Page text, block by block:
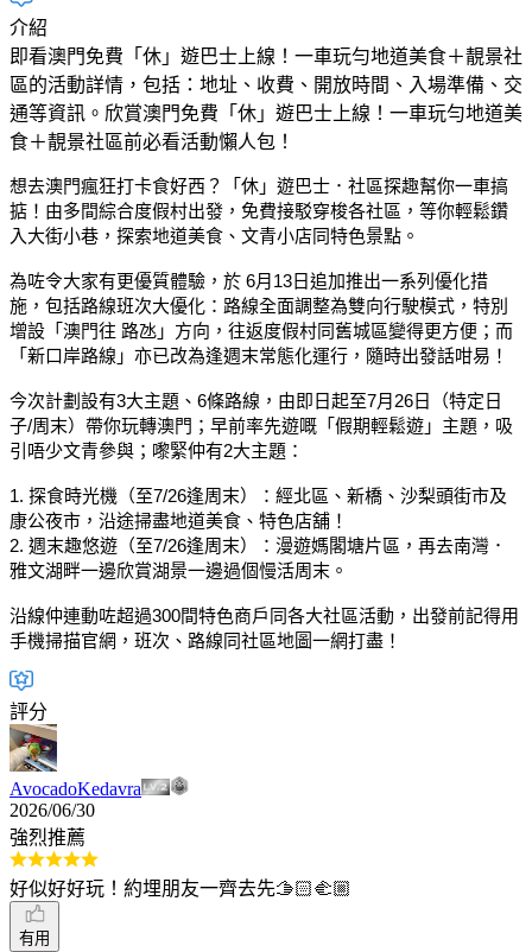
介紹
即看澳門免費「休」遊巴士上線！一車玩勻地道美食＋靚景社
區的活動詳情，包括：地址、收費、開放時間、入場準備、交
通等資訊。欣賞澳門免費「休」遊巴士上線！一車玩勻地道美
食＋靚景社區前必看活動懶人包！
想去澳門瘋狂打卡食好西？「休」遊巴士．社區探趣幫你一車搞
掂！由多間綜合度假村出發，免費接駁穿梭各社區，等你輕鬆鑽
入大街小巷，探索地道美食、文青小店同特色景點。
為咗令大家有更優質體驗，於 6月13日追加推出一系列優化措
施，包括路線班次大優化：路線全面調整為雙向行駛模式，特別
增設「澳門往 路氹」方向，往返度假村同舊城區變得更方便；而
「新口岸路線」亦已改為逢週末常態化運行，隨時出發話咁易！
今次計劃設有3大主題、6條路線，由即日起至7月26日（特定日
子/周末）帶你玩轉澳門；早前率先遊嘅「假期輕鬆遊」主題，吸
引唔少文青參與；嚟緊仲有2大主題：
1. 探食時光機（至7/26逢周末）：經北區、新橋、沙梨頭街市及
康公夜市，沿途掃盡地道美食、特色店舖！
2. 週末趣悠遊（至7/26逢周末）：漫遊媽閣塘片區，再去南灣．
雅文湖畔一邊欣賞湖景一邊過個慢活周末。
沿線仲連動咗超過300間特色商戶同各大社區活動，出發前記得用
手機掃描官網，班次、路線同社區地圖一網打盡！
評分
AvocadoKedavra
2026/06/30
強烈推薦
好似好好玩！約埋朋友一齊去先🫱🏻‍🫲🏼
有用